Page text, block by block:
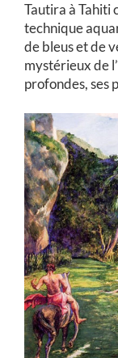
Tautira à Tahiti
technique
de bleus et de
mystérieux de
profondes, ses